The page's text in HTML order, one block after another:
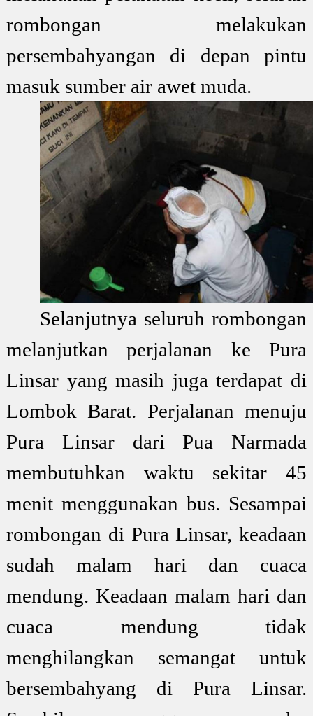
rombongan melakukan
persembahyangan di depan pintu
masuk sumber air awet muda.
Selanjutnya seluruh rombongan
melanjutkan perjalanan ke Pura
Linsar yang masih juga terdapat di
Lombok Barat. Perjalanan menuju
Pura Linsar dari Pua Narmada
membutuhkan waktu sekitar 45
menit menggunakan bus. Sesampai
rombongan di Pura Linsar, keadaan
sudah malam hari dan cuaca
mendung. Keadaan malam hari dan
cuaca mendung tidak
menghilangkan semangat untuk
bersembahyang di Pura Linsar.